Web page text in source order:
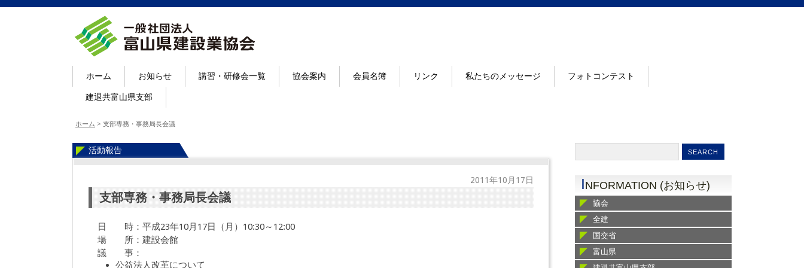
ホーム お知らせ 講習・研修会一覧 協会案内 会員名簿 リンク 私たちのメッセージ フォトコンテスト
建退共富山県支部
ホーム > 支部専務・事務局長会議
活動報告
2011年10月17日
支部専務・事務局長会議
日 時：平成23年10月17日（月）10:30～12:00
場 所：建設会館
議 事：
公益法人改革について
INFORMATION (お知らせ)
協会
全建
国交省
富山県